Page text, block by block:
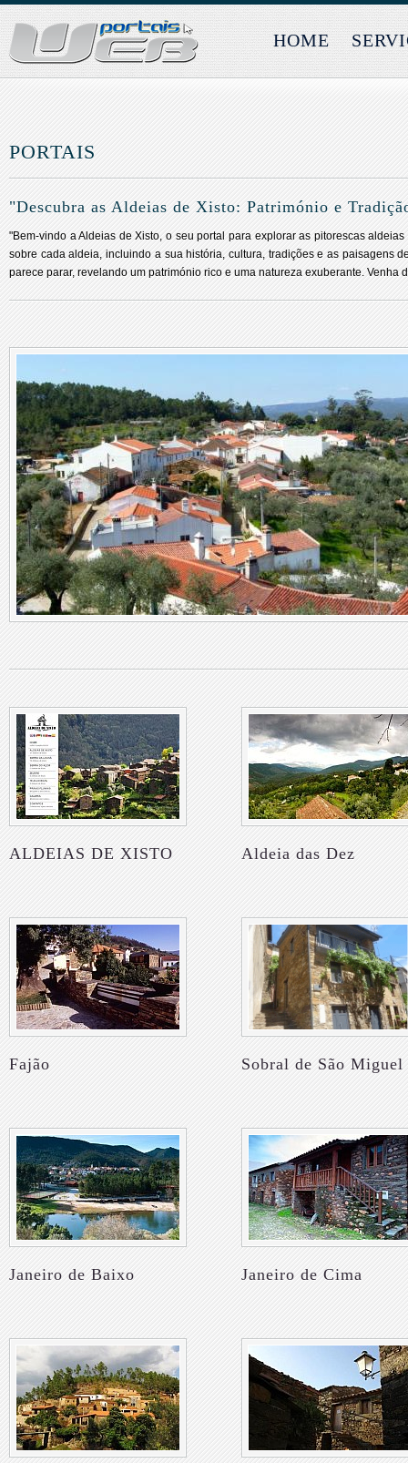
HOME
PORTAIS
"Descubra as Aldeias de Xisto: Património e
"Bem-vindo a Aldeias de Xisto, o seu portal para explorar as pitorescas
sobre cada aldeia, incluindo a sua história, cultura, tradições e as paisagens
parece parar, revelando um património rico e uma natureza exuberante.
ALDEIAS DE XISTO Aldeia das Dez
Fajão Sobral de São Miguel
Janeiro de Baixo Janeiro de Cima